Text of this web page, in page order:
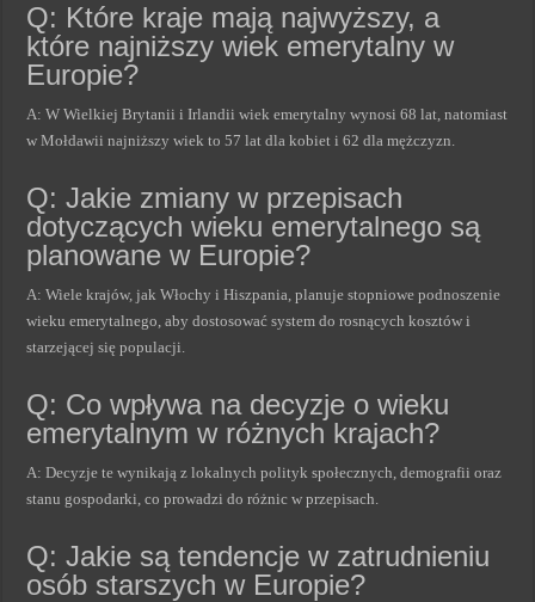
Q: Które kraje mają najwyższy, a
które najniższy wiek emerytalny w
Europie?
A: W Wielkiej Brytanii i Irlandii wiek emerytalny wynosi 68 lat, natomiast
w Mołdawii najniższy wiek to 57 lat dla kobiet i 62 dla mężczyzn.
Q: Jakie zmiany w przepisach
dotyczących wieku emerytalnego są
planowane w Europie?
A: Wiele krajów, jak Włochy i Hiszpania, planuje stopniowe podnoszenie
wieku emerytalnego, aby dostosować system do rosnących kosztów i
starzejącej się populacji.
Q: Co wpływa na decyzje o wieku
emerytalnym w różnych krajach?
A: Decyzje te wynikają z lokalnych polityk społecznych, demografii oraz
stanu gospodarki, co prowadzi do różnic w przepisach.
Q: Jakie są tendencje w zatrudnieniu
osób starszych w Europie?